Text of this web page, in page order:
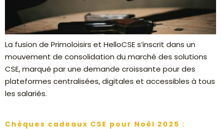
La fusion de Primoloisirs et HelloCSE s’inscrit dans un
mouvement de consolidation du marché des solutions
CSE, marqué par une demande croissante pour des
plateformes centralisées, digitales et accessibles à tous
les salariés.
Chèques cadeaux CSE pour Noël 2025 :